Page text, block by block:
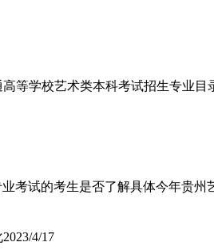
等学校艺术类本科考试招生专业目
考试的考生是否了解具体今年贵
2023/4/17